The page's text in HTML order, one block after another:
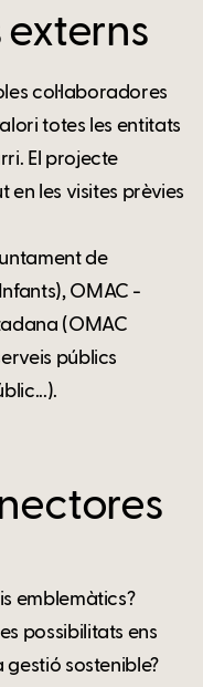
externs
col·laboradores
totes les entitats
El projecte
en les visites prèvies
de
OMAC -
(OMAC
públics
emblemàtics?
possibilitats ens
sostenible?